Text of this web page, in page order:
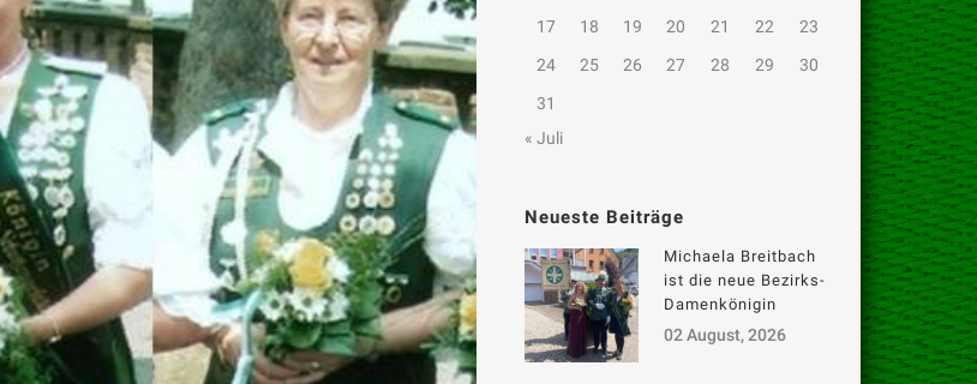
17
18 19 20 21 22
23
24
25 26 27 28 29
30
31
« Juli
Neueste Beiträge
Michaela Breitbach
ist die neue Bezirks-
Damenkönigin
02 August, 2026